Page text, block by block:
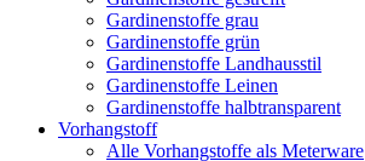
Gardinenstoffe grau
Gardinenstoffe grün
Gardinenstoffe Landhausstil
Gardinenstoffe Leinen
Gardinenstoffe halbtransparent
Vorhangstoff
Alle Vorhangstoffe als Meterware